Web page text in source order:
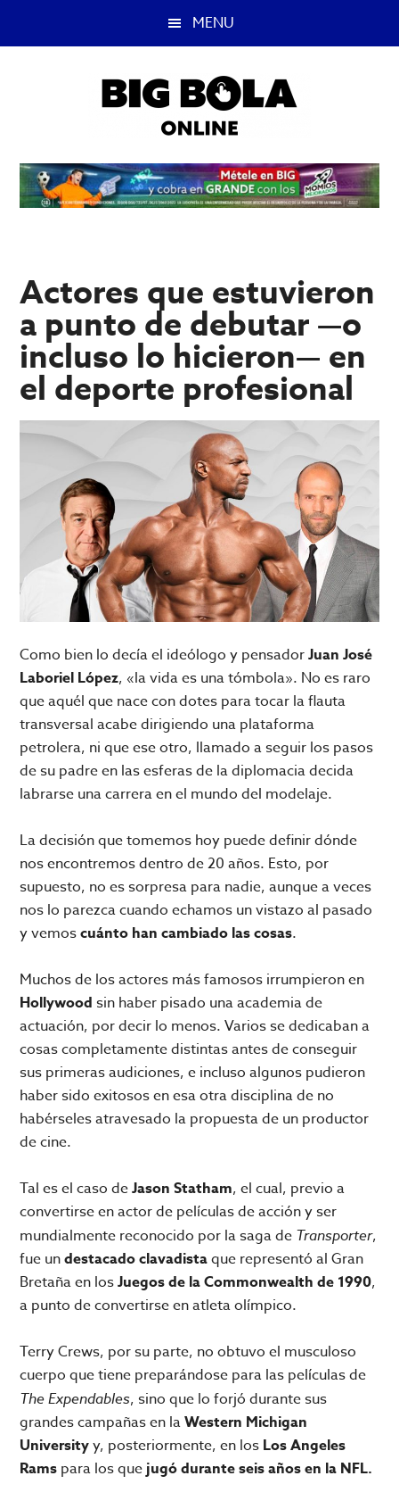
MENU
Big
Bola
mejor
del
deportivas.
Actores que estuvieron
a punto de debutar —o
incluso lo hicieron— en
el deporte profesional
Como bien lo decía el ideólogo y pensadorJuan José
Laboriel López, «la vida es una tómbola». No es raro
que aquél que nace con dotes para tocar la flauta
transversal acabe dirigiendo una plataforma
petrolera, ni que ese otro, llamado a seguir los pasos
de su padre en las esferas de la diplomacia decida
labrarse una carrera en el mundo del modelaje.
La decisión que tomemos hoy puede definir dónde
nos encontremos dentro de 20 años. Esto, por
supuesto, no es sorpresa para nadie, aunque a veces
nos lo parezca cuando echamos un vistazo al pasado
y vemoscuánto han cambiado las cosas.
Muchos de los actores más famosos irrumpieron en
Hollywoodsin haber pisado una academia de
actuación, por decir lo menos. Varios se dedicaban a
cosas completamente distintas antes de conseguir
sus primeras audiciones, e incluso algunos pudieron
haber sido exitosos en esa otra disciplina de no
habérseles atravesado la propuesta de un productor
de cine.
Tal es el caso deJason Statham, el cual, previo a
convertirse en actor de películas de acción y ser
mundialmente reconocido por la saga de Transporter,
fue undestacado clavadistaque representó al Gran
Bretaña en losJuegos de la Commonwealth de 1990,
a punto de convertirse en atleta olímpico.
Terry Crews, por su parte, no obtuvo el musculoso
cuerpo que tiene preparándose para las películas de
The Expendables, sino que lo forjó durante sus
grandes campañas en laWestern Michigan
Universityy, posteriormente, en los Los Angeles
Rams para los que jugó durante seis años en la NFL.